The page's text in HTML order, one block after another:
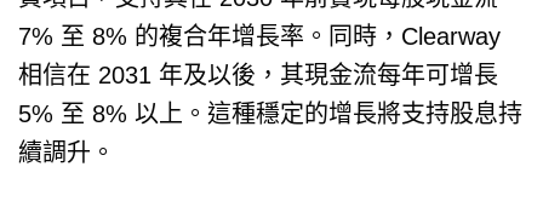
7% 至 8% 的複合年增長率。同時，Clearway
相信在 2031 年及以後，其現金流每年可增長
5% 至 8% 以上。這種穩定的增長將支持股息持
續調升。